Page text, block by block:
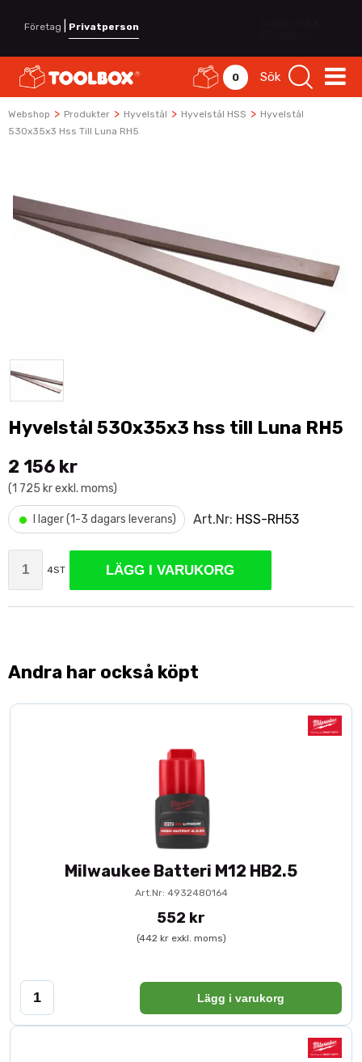
Företag Privatperson
0 Sök
Webshop > Produkter > Hyvelstål > Hyvelstål HSS > Hyvelstål
530x35x3 Hss Till Luna RH5
Hyvelstål 530x35x3 hss till Luna RH5
2 156 kr
(1 725 kr exkl. moms)
• I lager (1-3 dagars leverans) Art.Nr: HSS-RH53
4ST LÄGG I VARUKORG
Andra har också köpt
Milwaukee Batteri M12 HB2.5
Art.Nr: 4932480164
552 kr
(442 kr exkl. moms)
Lägg i varukorg